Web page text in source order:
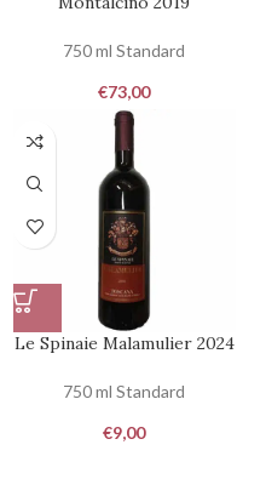
750 ml Standard
€73,00
Le Spinaie Malamulier 2024
750 ml Standard
€9,00